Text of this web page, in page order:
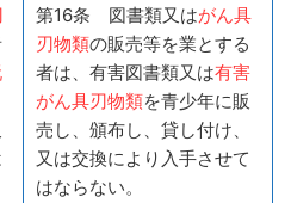
第16条 図書類又はがん具
刃物類の販売等を業とする
者は、有害図書類又は有害
がん具刃物類を青少年に販
売し、頒布し、貸し付け、
又は交換により入手させて
はならない。